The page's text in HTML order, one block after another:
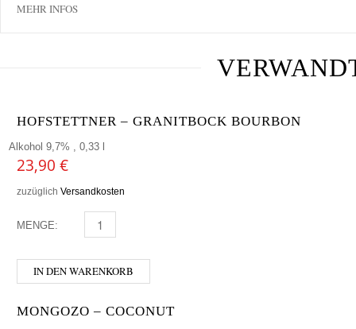
MEHR INFOS
HOFSTETTNER – GRANITBOCK BOURBON
Alkohol 9,7% , 0,33 l
23,90 €
zuzüglich Versandkosten
MENGE: HOFSTETTNER - GRANITBOCK BOURBON MENGE
IN DEN WARENKORB
MONGOZO – COCONUT